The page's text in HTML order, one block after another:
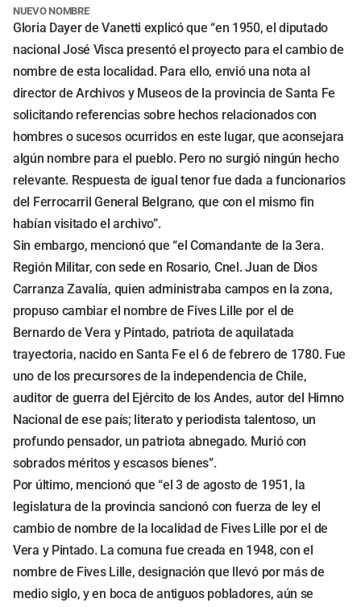
NUEVO NOMBRE
Gloria Dayer de Vanetti explicó que “en 1950, el diputado
nacional José Visca presentó el proyecto para el cambio de
nombre de esta localidad. Para ello, envió una nota al
director de Archivos y Museos de la provincia de Santa Fe
solicitando referencias sobre hechos relacionados con
hombres o sucesos ocurridos en este lugar, que aconsejara
algún nombre para el pueblo. Pero no surgió ningún hecho
relevante. Respuesta de igual tenor fue dada a funcionarios
del Ferrocarril General Belgrano, que con el mismo fin
habían visitado el archivo”.
Sin embargo, mencionó que “el Comandante de la 3era.
Región Militar, con sede en Rosario, Cnel. Juan de Dios
Carranza Zavalía, quien administraba campos en la zona,
propuso cambiar el nombre de Fives Lille por el de
Bernardo de Vera y Pintado, patriota de aquilatada
trayectoria, nacido en Santa Fe el 6 de febrero de 1780. Fue
uno de los precursores de la independencia de Chile,
auditor de guerra del Ejército de los Andes, autor del Himno
Nacional de ese país; literato y periodista talentoso, un
profundo pensador, un patriota abnegado. Murió con
sobrados méritos y escasos bienes”.
Por último, mencionó que “el 3 de agosto de 1951, la
legislatura de la provincia sancionó con fuerza de ley el
cambio de nombre de la localidad de Fives Lille por el de
Vera y Pintado. La comuna fue creada en 1948, con el
nombre de Fives Lille, designación que llevó por más de
medio siglo, y en boca de antiguos pobladores, aún se